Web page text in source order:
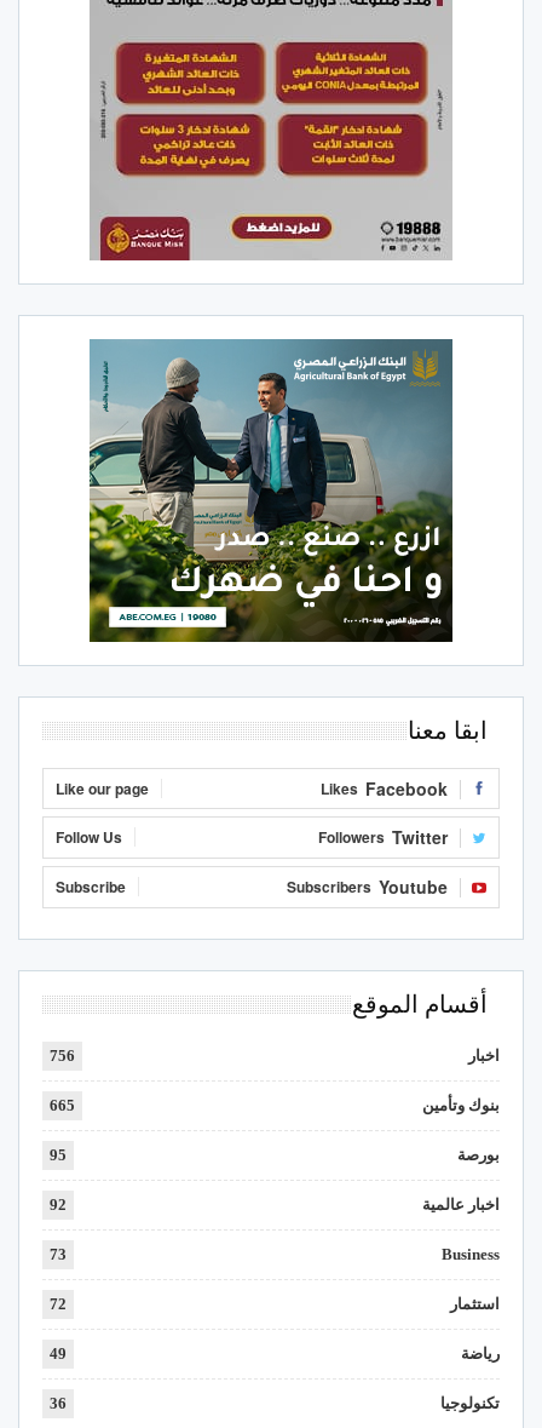
ابقا معنا
Facebook
Likes
Like our page
Twitter
Followers
Follow Us
Youtube
Subscribers
Subscribe
أقسام الموقع
اخبار 756
بنوك وتأمين 665
بورصة 95
اخبار عالمية 92
Business
73
استثمار 72
رياضة 49
تكنولوجيا 36